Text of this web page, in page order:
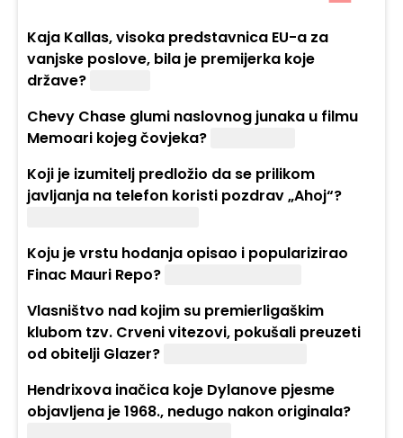
Kaja Kallas, visoka predstavnica EU-a za
vanjske poslove, bila je premijerka koje
države?
Chevy Chase glumi naslovnog junaka u filmu
Memoari kojeg čovjeka?
Koji je izumitelj predložio da se prilikom
javljanja na telefon koristi pozdrav „Ahoj“?
Koju je vrstu hodanja opisao i popularizirao
Finac Mauri Repo?
Vlasništvo nad kojim su premierligaškim
klubom tzv. Crveni vitezovi, pokušali preuzeti
od obitelji Glazer?
Hendrixova inačica koje Dylanove pjesme
objavljena je 1968., nedugo nakon originala?